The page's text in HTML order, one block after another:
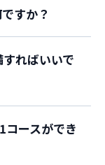
すか？
ればいいで
ースができ